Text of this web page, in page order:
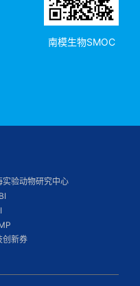
南模生物SMOC
实验动物研究中心
创新券